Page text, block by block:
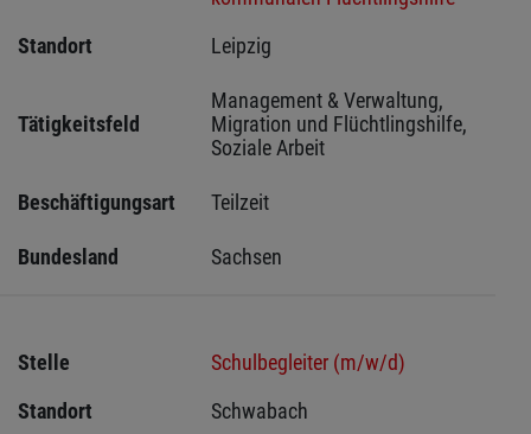
Standort
Leipzig
Tätigkeitsfeld
Management & Verwaltung,
Migration und Flüchtlingshilfe,
Soziale Arbeit
Beschäftigungsart Teilzeit
Bundesland Sachsen
Stelle
Schulbegleiter (m/w/d)
Standort
Schwabach